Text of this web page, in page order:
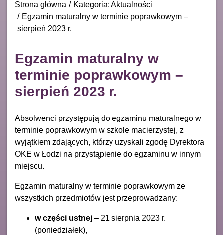
Strona główna
Kategoria: Aktualności
Egzamin maturalny w terminie poprawkowym –
sierpień 2023 r.
Egzamin maturalny w
terminie poprawkowym –
sierpień 2023 r.
Absolwenci przystępują do egzaminu maturalnego w
terminie poprawkowym w szkole macierzystej, z
wyjątkiem zdających, którzy uzyskali zgodę Dyrektora
OKE w Łodzi na przystąpienie do egzaminu w innym
miejscu.
Egzamin maturalny w terminie poprawkowym ze
wszystkich przedmiotów jest przeprowadzany:
w części ustnej – 21 sierpnia 2023 r.
(poniedziałek),